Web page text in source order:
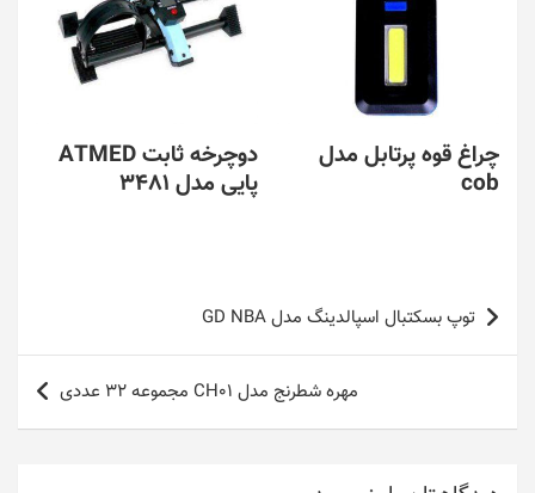
چراغ قوه پرتابل مدل
cob
دوچرخه ثابت ATMED
پایی مدل 3481
راهبری
نوشته
توپ بسکتبال اسپالدینگ مدل GD NBA
مهره شطرنج مدل CH01 مجموعه 32 عددی